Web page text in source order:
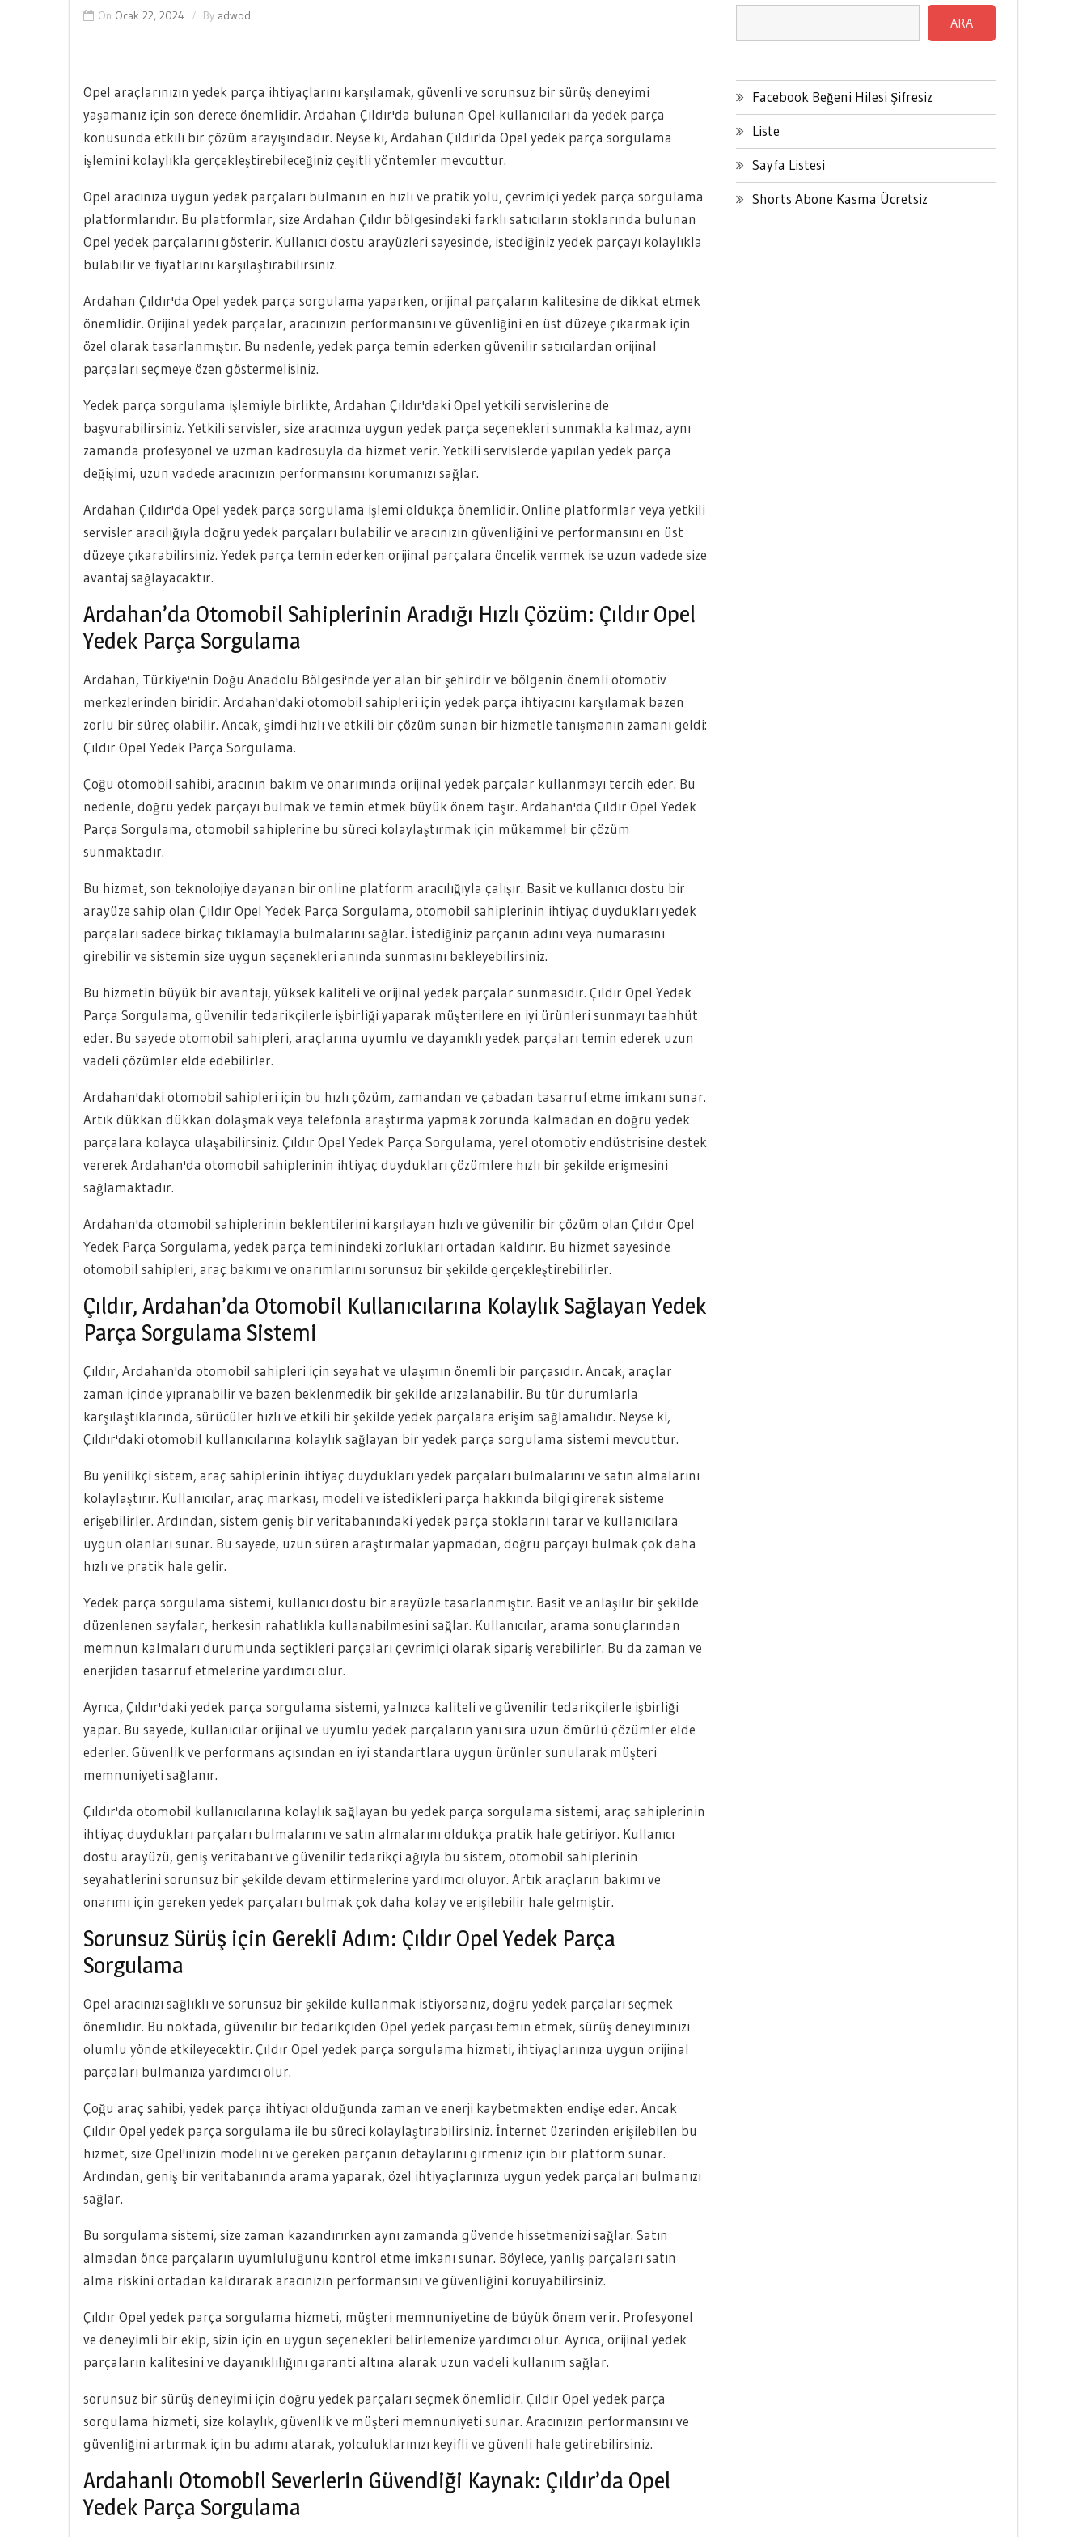
On Ocak 22, 2024 By adwod
Opel araçlarınızın yedek parça ihtiyaçlarını karşılamak, güvenli ve sorunsuz bir sürüş deneyimi
yaşamanız için son derece önemlidir. Ardahan Çıldır'da bulunan Opel kullanıcıları da yedek parça
konusunda etkili bir çözüm arayışındadır. Neyse ki, Ardahan Çıldır'da Opel yedek parça sorgulama
işlemini kolaylıkla gerçekleştirebileceğiniz çeşitli yöntemler mevcuttur.
Opel aracınıza uygun yedek parçaları bulmanın en hızlı ve pratik yolu, çevrimiçi yedek parça sorgulama
platformlarıdır. Bu platformlar, size Ardahan Çıldır bölgesindeki farklı satıcıların stoklarında bulunan
Opel yedek parçalarını gösterir. Kullanıcı dostu arayüzleri sayesinde, istediğiniz yedek parçayı kolaylıkla
bulabilir ve fiyatlarını karşılaştırabilirsiniz.
Ardahan Çıldır'da Opel yedek parça sorgulama yaparken, orijinal parçaların kalitesine de dikkat etmek
önemlidir. Orijinal yedek parçalar, aracınızın performansını ve güvenliğini en üst düzeye çıkarmak için
özel olarak tasarlanmıştır. Bu nedenle, yedek parça temin ederken güvenilir satıcılardan orijinal
parçaları seçmeye özen göstermelisiniz.
Yedek parça sorgulama işlemiyle birlikte, Ardahan Çıldır'daki Opel yetkili servislerine de
başvurabilirsiniz. Yetkili servisler, size aracınıza uygun yedek parça seçenekleri sunmakla kalmaz, aynı
zamanda profesyonel ve uzman kadrosuyla da hizmet verir. Yetkili servislerde yapılan yedek parça
değişimi, uzun vadede aracınızın performansını korumanızı sağlar.
Ardahan Çıldır'da Opel yedek parça sorgulama işlemi oldukça önemlidir. Online platformlar veya yetkili
servisler aracılığıyla doğru yedek parçaları bulabilir ve aracınızın güvenliğini ve performansını en üst
düzeye çıkarabilirsiniz. Yedek parça temin ederken orijinal parçalara öncelik vermek ise uzun vadede size
avantaj sağlayacaktır.
Ardahan’da Otomobil Sahiplerinin Aradığı Hızlı Çözüm: Çıldır Opel
Yedek Parça Sorgulama
Ardahan, Türkiye'nin Doğu Anadolu Bölgesi'nde yer alan bir şehirdir ve bölgenin önemli otomotiv
merkezlerinden biridir. Ardahan'daki otomobil sahipleri için yedek parça ihtiyacını karşılamak bazen
zorlu bir süreç olabilir. Ancak, şimdi hızlı ve etkili bir çözüm sunan bir hizmetle tanışmanın zamanı geldi:
Çıldır Opel Yedek Parça Sorgulama.
Çoğu otomobil sahibi, aracının bakım ve onarımında orijinal yedek parçalar kullanmayı tercih eder. Bu
nedenle, doğru yedek parçayı bulmak ve temin etmek büyük önem taşır. Ardahan'da Çıldır Opel Yedek
Parça Sorgulama, otomobil sahiplerine bu süreci kolaylaştırmak için mükemmel bir çözüm
sunmaktadır.
Bu hizmet, son teknolojiye dayanan bir online platform aracılığıyla çalışır. Basit ve kullanıcı dostu bir
arayüze sahip olan Çıldır Opel Yedek Parça Sorgulama, otomobil sahiplerinin ihtiyaç duydukları yedek
parçaları sadece birkaç tıklamayla bulmalarını sağlar. İstediğiniz parçanın adını veya numarasını
girebilir ve sistemin size uygun seçenekleri anında sunmasını bekleyebilirsiniz.
Bu hizmetin büyük bir avantajı, yüksek kaliteli ve orijinal yedek parçalar sunmasıdır. Çıldır Opel Yedek
Parça Sorgulama, güvenilir tedarikçilerle işbirliği yaparak müşterilere en iyi ürünleri sunmayı taahhüt
eder. Bu sayede otomobil sahipleri, araçlarına uyumlu ve dayanıklı yedek parçaları temin ederek uzun
vadeli çözümler elde edebilirler.
Ardahan'daki otomobil sahipleri için bu hızlı çözüm, zamandan ve çabadan tasarruf etme imkanı sunar.
Artık dükkan dükkan dolaşmak veya telefonla araştırma yapmak zorunda kalmadan en doğru yedek
parçalara kolayca ulaşabilirsiniz. Çıldır Opel Yedek Parça Sorgulama, yerel otomotiv endüstrisine destek
vererek Ardahan'da otomobil sahiplerinin ihtiyaç duydukları çözümlere hızlı bir şekilde erişmesini
sağlamaktadır.
Ardahan'da otomobil sahiplerinin beklentilerini karşılayan hızlı ve güvenilir bir çözüm olan Çıldır Opel
Yedek Parça Sorgulama, yedek parça teminindeki zorlukları ortadan kaldırır. Bu hizmet sayesinde
otomobil sahipleri, araç bakımı ve onarımlarını sorunsuz bir şekilde gerçekleştirebilirler.
Çıldır, Ardahan’da Otomobil Kullanıcılarına Kolaylık Sağlayan Yedek
Parça Sorgulama Sistemi
Çıldır, Ardahan'da otomobil sahipleri için seyahat ve ulaşımın önemli bir parçasıdır. Ancak, araçlar
zaman içinde yıpranabilir ve bazen beklenmedik bir şekilde arızalanabilir. Bu tür durumlarla
karşılaştıklarında, sürücüler hızlı ve etkili bir şekilde yedek parçalara erişim sağlamalıdır. Neyse ki,
Çıldır'daki otomobil kullanıcılarına kolaylık sağlayan bir yedek parça sorgulama sistemi mevcuttur.
Bu yenilikçi sistem, araç sahiplerinin ihtiyaç duydukları yedek parçaları bulmalarını ve satın almalarını
kolaylaştırır. Kullanıcılar, araç markası, modeli ve istedikleri parça hakkında bilgi girerek sisteme
erişebilirler. Ardından, sistem geniş bir veritabanındaki yedek parça stoklarını tarar ve kullanıcılara
uygun olanları sunar. Bu sayede, uzun süren araştırmalar yapmadan, doğru parçayı bulmak çok daha
hızlı ve pratik hale gelir.
Yedek parça sorgulama sistemi, kullanıcı dostu bir arayüzle tasarlanmıştır. Basit ve anlaşılır bir şekilde
düzenlenen sayfalar, herkesin rahatlıkla kullanabilmesini sağlar. Kullanıcılar, arama sonuçlarından
memnun kalmaları durumunda seçtikleri parçaları çevrimiçi olarak sipariş verebilirler. Bu da zaman ve
enerjiden tasarruf etmelerine yardımcı olur.
Ayrıca, Çıldır'daki yedek parça sorgulama sistemi, yalnızca kaliteli ve güvenilir tedarikçilerle işbirliği
yapar. Bu sayede, kullanıcılar orijinal ve uyumlu yedek parçaların yanı sıra uzun ömürlü çözümler elde
ederler. Güvenlik ve performans açısından en iyi standartlara uygun ürünler sunularak müşteri
memnuniyeti sağlanır.
Çıldır'da otomobil kullanıcılarına kolaylık sağlayan bu yedek parça sorgulama sistemi, araç sahiplerinin
ihtiyaç duydukları parçaları bulmalarını ve satın almalarını oldukça pratik hale getiriyor. Kullanıcı
dostu arayüzü, geniş veritabanı ve güvenilir tedarikçi ağıyla bu sistem, otomobil sahiplerinin
seyahatlerini sorunsuz bir şekilde devam ettirmelerine yardımcı oluyor. Artık araçların bakımı ve
onarımı için gereken yedek parçaları bulmak çok daha kolay ve erişilebilir hale gelmiştir.
Sorunsuz Sürüş için Gerekli Adım: Çıldır Opel Yedek Parça
Sorgulama
Opel aracınızı sağlıklı ve sorunsuz bir şekilde kullanmak istiyorsanız, doğru yedek parçaları seçmek
önemlidir. Bu noktada, güvenilir bir tedarikçiden Opel yedek parçası temin etmek, sürüş deneyiminizi
olumlu yönde etkileyecektir. Çıldır Opel yedek parça sorgulama hizmeti, ihtiyaçlarınıza uygun orijinal
parçaları bulmanıza yardımcı olur.
Çoğu araç sahibi, yedek parça ihtiyacı olduğunda zaman ve enerji kaybetmekten endişe eder. Ancak
Çıldır Opel yedek parça sorgulama ile bu süreci kolaylaştırabilirsiniz. İnternet üzerinden erişilebilen bu
hizmet, size Opel'inizin modelini ve gereken parçanın detaylarını girmeniz için bir platform sunar.
Ardından, geniş bir veritabanında arama yaparak, özel ihtiyaçlarınıza uygun yedek parçaları bulmanızı
sağlar.
Bu sorgulama sistemi, size zaman kazandırırken aynı zamanda güvende hissetmenizi sağlar. Satın
almadan önce parçaların uyumluluğunu kontrol etme imkanı sunar. Böylece, yanlış parçaları satın
alma riskini ortadan kaldırarak aracınızın performansını ve güvenliğini koruyabilirsiniz.
Çıldır Opel yedek parça sorgulama hizmeti, müşteri memnuniyetine de büyük önem verir. Profesyonel
ve deneyimli bir ekip, sizin için en uygun seçenekleri belirlemenize yardımcı olur. Ayrıca, orijinal yedek
parçaların kalitesini ve dayanıklılığını garanti altına alarak uzun vadeli kullanım sağlar.
sorunsuz bir sürüş deneyimi için doğru yedek parçaları seçmek önemlidir. Çıldır Opel yedek parça
sorgulama hizmeti, size kolaylık, güvenlik ve müşteri memnuniyeti sunar. Aracınızın performansını ve
güvenliğini artırmak için bu adımı atarak, yolculuklarınızı keyifli ve güvenli hale getirebilirsiniz.
Ardahanlı Otomobil Severlerin Güvendiği Kaynak: Çıldır’da Opel
Yedek Parça Sorgulama
ARA
Facebook Beğeni Hilesi Şifresiz
Liste
Sayfa Listesi
Shorts Abone Kasma Ücretsiz